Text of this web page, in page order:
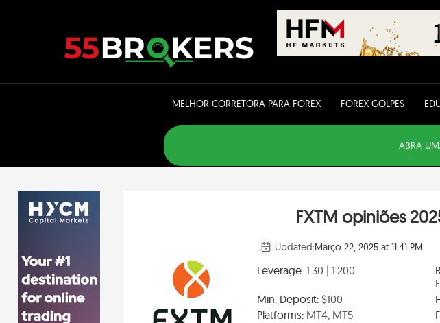
MELHOR CORRETORA PARA FOREX FOREX GOLPES
ABRA
FXTM opiniões
Updated:Março 22, 2025 at 11:41 PM
Leverage: 1:30 | 1:200
Min. Deposit: $100
Platforms: MT4, MT5